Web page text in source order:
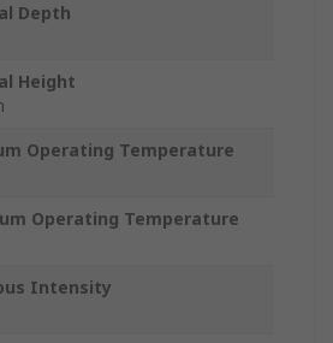
Depth
Height
Operating Temperature
Operating Temperature
Intensity